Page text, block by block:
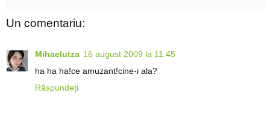
Un comentariu:
Mihaelutza 16 august 2009 la 11:45
ha ha ha!ce amuzant!cine-i ala?
Răspundeți